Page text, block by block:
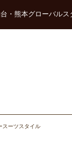
・熊本グローバルス
スーツスタイル